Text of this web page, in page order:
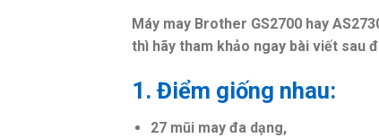
Máy may Brother GS2700 hay
thì hãy tham khảo ngay bài viết sau
1. Điểm giống nhau:
27 mũi may đa dạng,